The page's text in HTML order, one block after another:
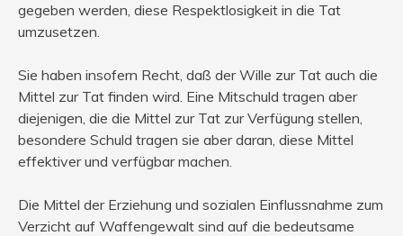
gegeben werden, diese Respektlosigkeit in die Tat
umzusetzen.
Sie haben insofern Recht, daß der Wille zur Tat auch die
Mittel zur Tat finden wird. Eine Mitschuld tragen aber
diejenigen, die die Mittel zur Tat zur Verfügung stellen,
besondere Schuld tragen sie aber daran, diese Mittel
effektiver und verfügbar machen.
Die Mittel der Erziehung und sozialen Einflussnahme zum
Verzicht auf Waffengewalt sind auf die bedeutsame